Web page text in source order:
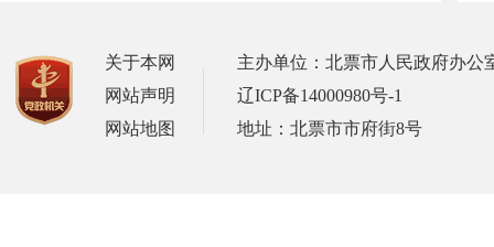
关于本网
网站声明
网站地图
主办单位：北票市人民政府办公
辽ICP备14000980号-1
地址：北票市市府街8号